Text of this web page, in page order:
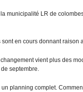
municipalité LR de
en cours donnant raison
vient plus des
septembre.
planning complet.